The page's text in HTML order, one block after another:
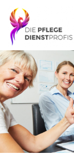
Zum
Inhalt
springen